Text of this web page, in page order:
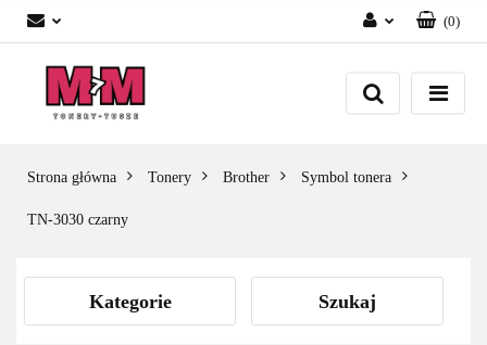
Zaloguj się
Załóż konto
(0)
Strona główna Tonery Brother Symbol tonera
TN-3030 czarny
Kategorie Szukaj